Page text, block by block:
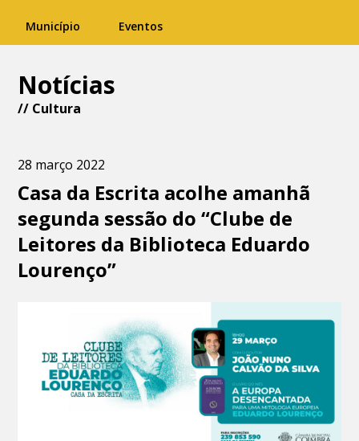
Município Eventos
Notícias
// Cultura
28 março 2022
Casa da Escrita acolhe amanhã
segunda sessão do “Clube de
Leitores da Biblioteca Eduardo
Lourenço”